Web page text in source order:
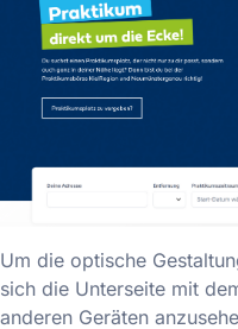
Um die optische
sich die Unterseite mit
anderen Geräten